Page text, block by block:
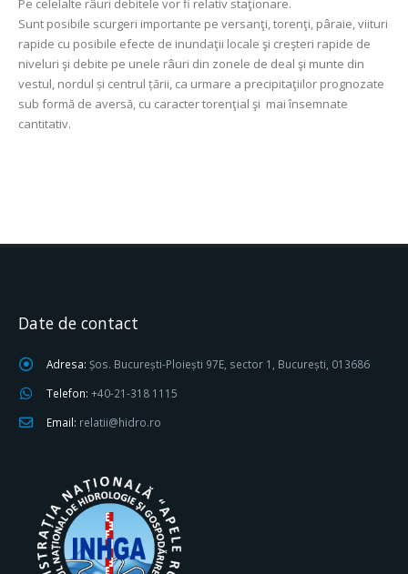
Pe celelalte râuri debitele vor fi relativ staţionare.
Sunt posibile scurgeri importante pe versanţi, torenţi, pâraie, viituri
rapide cu posibile efecte de inundaţii locale şi creşteri rapide de
niveluri şi debite pe unele râuri din zonele de deal şi munte din
vestul, nordul și centrul țării, ca urmare a precipitaţiilor prognozate
sub formă de aversă, cu caracter torenţial şi mai însemnate
cantitativ.
Date de contact
Adresa: Șos. București-Ploiești 97E, sector 1, București, 013686
Telefon: +40-21-318 1115
Email: relatii@hidro.ro